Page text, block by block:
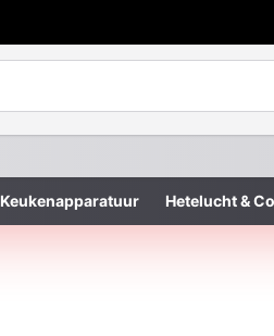
Keukenapparatuur Hetelucht &